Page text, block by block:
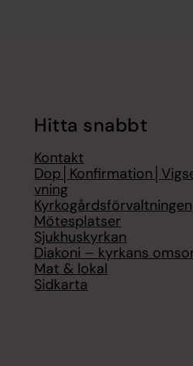
Hitta snabbt
Kontakt
vning
Kyrkogårdsförvaltningen
Mötesplatser
Sjukhuskyrkan
Diakoni – kyrkans
Mat & lokal
Sidkarta